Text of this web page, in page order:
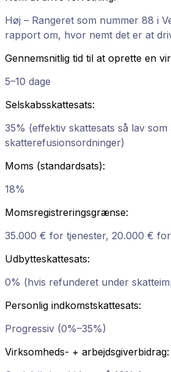
Høj – Rangeret som nummer 88 i
rapport om, hvor nemt det er at
Gennemsnitlig tid til at oprette en
5–10 dage
Selskabsskattesats:
35% (effektiv skattesats så lav som
skatterefusionsordninger)
Moms (standardsats):
18%
Momsregistreringsgrænse:
35.000 € for tjenester, 20.000 €
Udbytteskattesats:
0% (hvis refunderet under
Personlig indkomstskattesats:
Progressiv (0%–35%)
Virksomheds- + arbejdsgiverbidrag: